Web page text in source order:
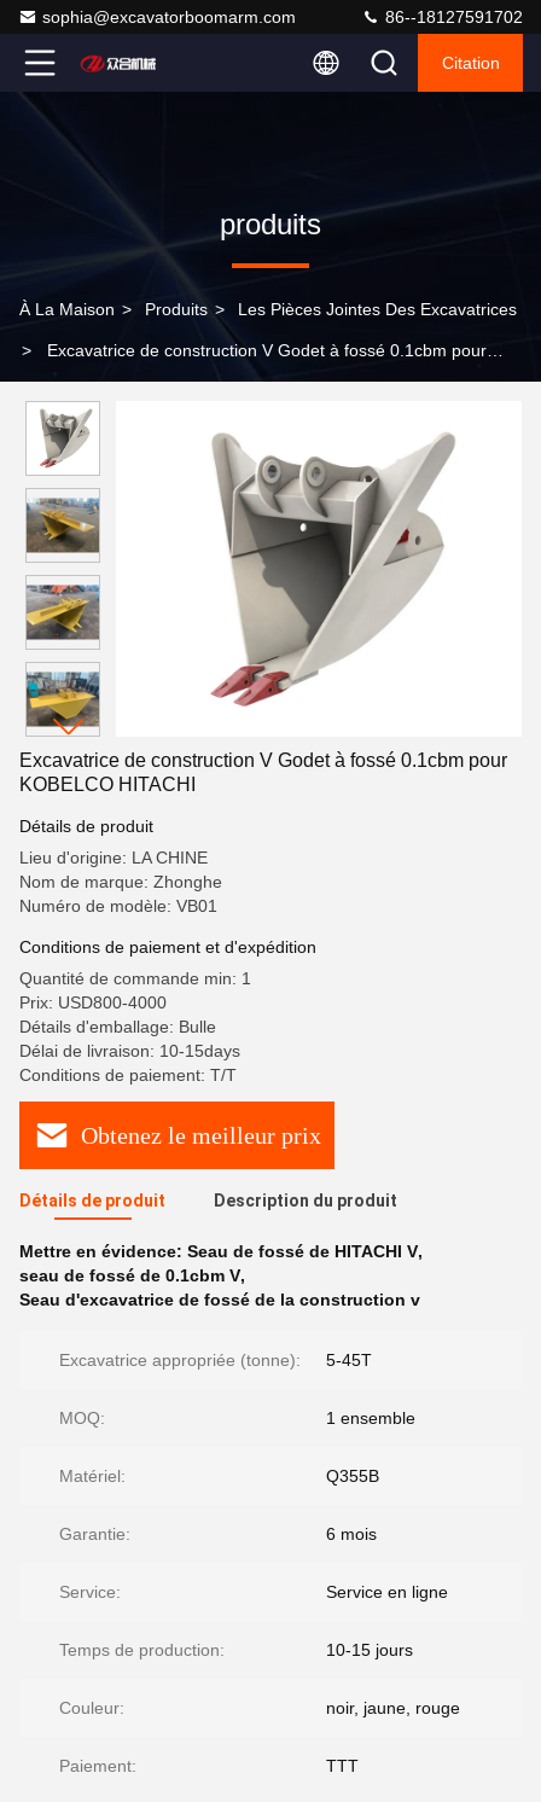
sophia@excavatorboomarm.com 86--18127591702
Citation
produits
À La Maison > Produits > Les Pièces Jointes Des Excavatrices
> Excavatrice de construction V Godet à fossé 0.1cbm pour
Excavatrice de construction V Godet à fossé 0.1cbm pour
KOBELCO HITACHI
Détails de produit
Lieu d'origine: LA CHINE
Nom de marque: Zhonghe
Numéro de modèle: VB01
Conditions de paiement et d'expédition
Quantité de commande min: 1
Prix: USD800-4000
Détails d'emballage: Bulle
Délai de livraison: 10-15days
Conditions de paiement: T/T
Obtenez le meilleur prix
Détails de produit Description du produit
Mettre en évidence: Seau de fossé de HITACHI V,
seau de fossé de 0.1cbm V,
Seau d'excavatrice de fossé de la construction v
Excavatrice appropriée (tonne): 5-45T
MOQ: 1 ensemble
Matériel: Q355B
Garantie: 6 mois
Service: Service en ligne
Temps de production: 10-15 jours
Couleur: noir, jaune, rouge
Paiement: TTT